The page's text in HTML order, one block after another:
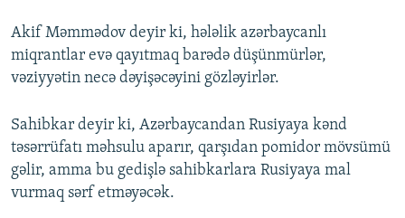
Akif Məmmədov deyir ki, hələlik azərbaycanlı
miqrantlar evə qayıtmaq barədə düşünmürlər,
vəziyyətin necə dəyişəcəyini gözləyirlər.
Sahibkar deyir ki, Azərbaycandan Rusiyaya kənd
təsərrüfatı məhsulu aparır, qarşıdan pomidor mövsümü
gəlir, amma bu gedişlə sahibkarlara Rusiyaya mal
vurmaq sərf etməyəcək.